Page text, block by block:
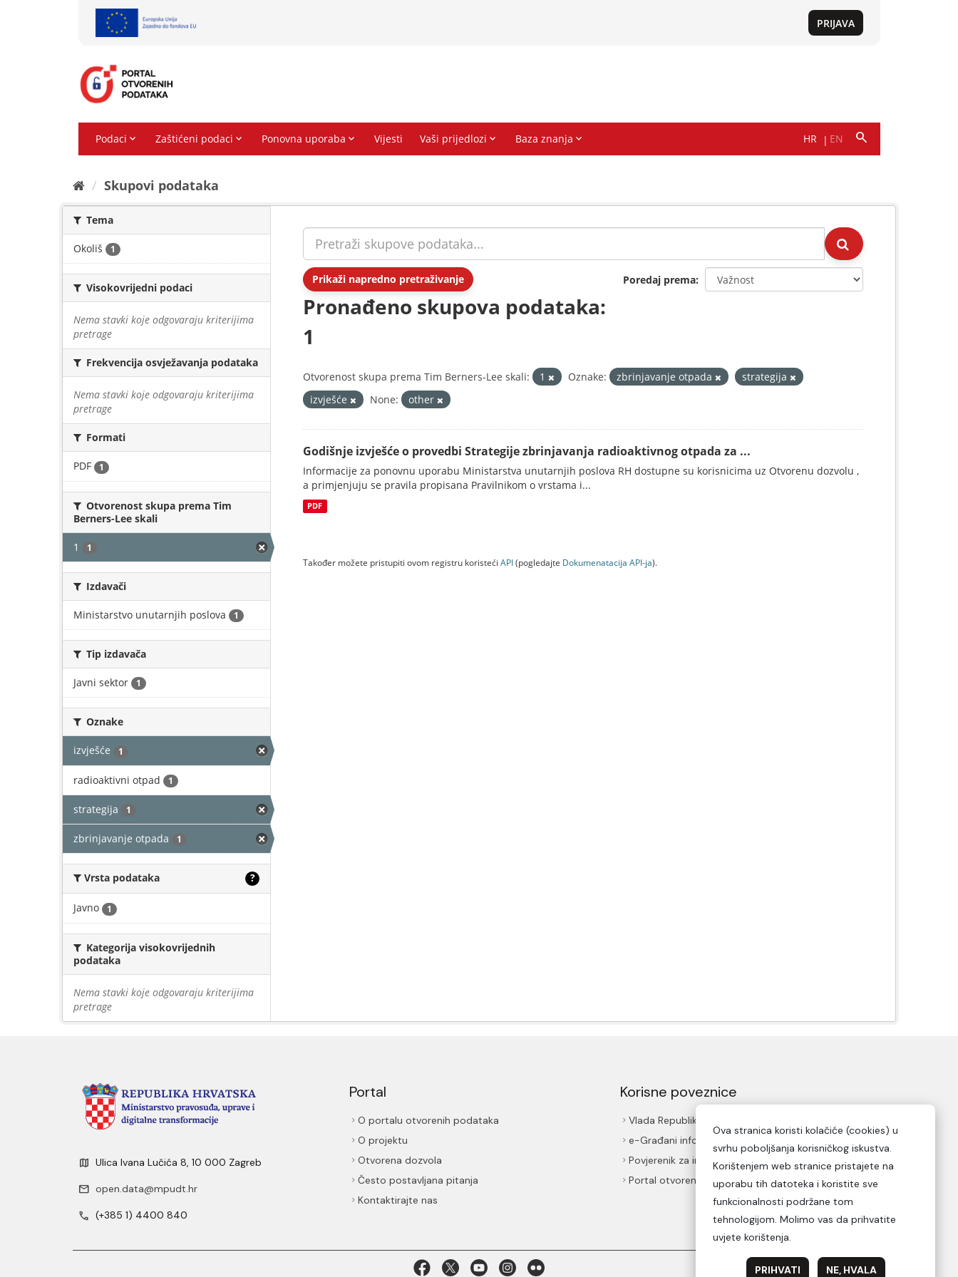
Skupovi podаtаkа
Tema
Okoliš 1
Visokovrijedni podaci
Nema stavki koje odgovaraju kriterijima
pretrage
Frekvencija osvježavanja podataka
Nema stavki koje odgovaraju kriterijima
pretrage
Formati
PDF 1
Otvorenost skupa prema Tim
Berners-Lee skali
1 1
Izdavači
Ministarstvo unutarnjih poslova 1
Tip izdavača
Javni sektor 1
Oznake
izvješće 1
radioaktivni otpad 1
strategija 1
zbrinjavanje otpada 1
Vrsta podataka ?
Javno 1
Kategorija visokovrijednih
podataka
Nema stavki koje odgovaraju kriterijima
pretrage
Prikaži napredno pretraživanje Poredaj prema
Pronađeno skupova podataka:
1
Otvorenost skupa prema Tim Berners-Lee skali: 1 Oznake: zbrinjavanje otpada
strategija
izvješće
None: other
Godišnje izvješće o provedbi Strategije zbrinjavanja radioaktivnog otpada za ...
Informacije za ponovnu uporabu Ministarstva unutarnjih poslova RH dostupne su korisnicima uz Otvorenu dozvolu ,
a primjenjuju se pravila propisana Pravilnikom o vrstama i...
PDF
Također možete pristupiti ovom registru koristeći API(pogledajte Dokumenаtаcijа API-jа).